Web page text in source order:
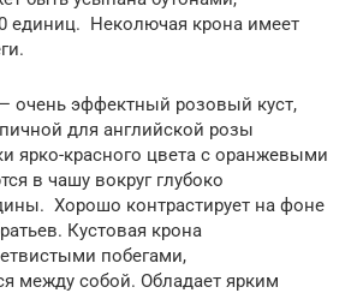
единиц. Неколючая крона имеет
очень эффектный розовый куст,
для английской розы
ярко-красного цвета с оранжевыми
в чашу вокруг глубоко
Хорошо контрастирует на фоне
Кустовая крона
побегами,
между собой. Обладает ярким